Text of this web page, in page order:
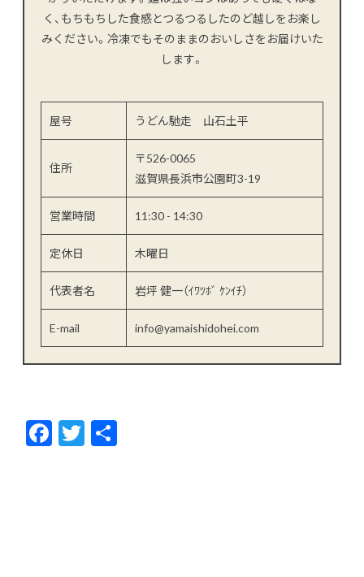
く、もちもちした食感とつるつるしたのど越しをお楽し
みください。冷凍でもそのままのおいしさをお届けいた
します。
屋号 うどん馳走 山石土平
住所
〒526-0065
滋賀県長浜市公園町3-19
営業時間 11:30 - 14:30
定休日 木曜日
代表者名 岩坪 健一（ｲﾜﾂﾎﾞ ｹﾝｲﾁ）
E-mail info@yamaishidohei.com
F
ac
T
w